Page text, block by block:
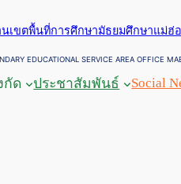
นเขตพื้นที่การศึกษามัธยมศึกษาแม่ฮ่
EDUCATIONAL SERVICE AREA OFFICE
กัด ประชาสัมพันธ์ Social